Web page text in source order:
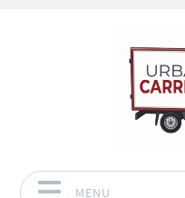
MENU